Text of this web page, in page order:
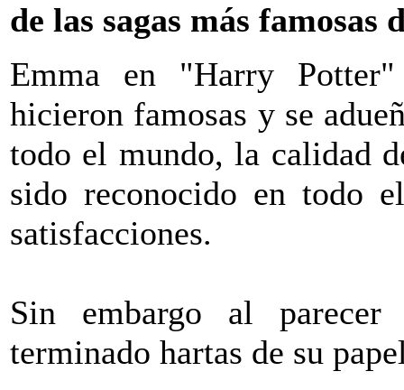
de las sagas más famosas
Emma en "Harry
hicieron famosas y se
todo el mundo, la calidad
sido reconocido en todo
satisfacciones.
Sin embargo al
terminado hartas de su